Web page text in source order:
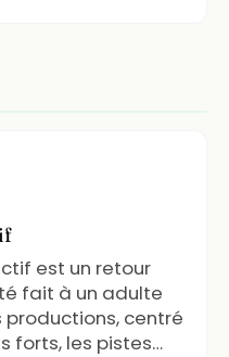
est un retour
fait à un adulte
centré
forts, les pistes…